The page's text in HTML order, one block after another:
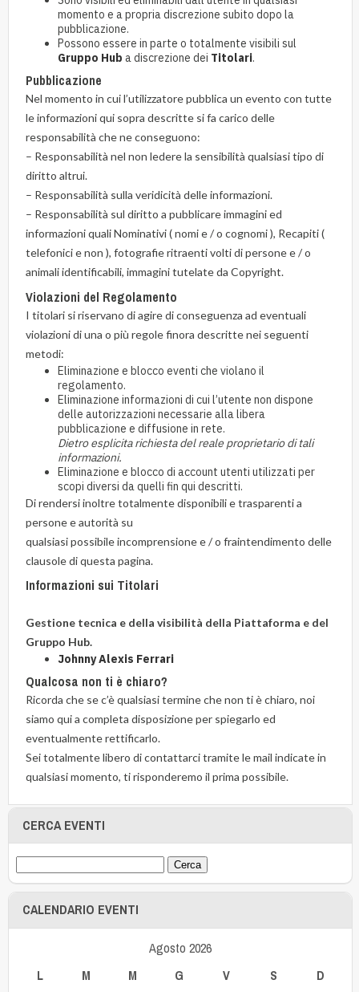
momento e a propria discrezione subito dopo la
pubblicazione.
Possono essere in parte o totalmente visibili sul
Gruppo Hub a discrezione dei Titolari.
Pubblicazione
Nel momento in cui l’utilizzatore pubblica un evento con tutte
le informazioni qui sopra descritte si fa carico delle
responsabilità che ne conseguono:
– Responsabilità nel non ledere la sensibilità qualsiasi tipo di
diritto altrui.
– Responsabilità sulla veridicità delle informazioni.
– Responsabilità sul diritto a pubblicare immagini ed
informazioni quali Nominativi ( nomi e / o cognomi ), Recapiti (
telefonici e non ), fotografie ritraenti volti di persone e / o
animali identificabili, immagini tutelate da Copyright.
Violazioni del Regolamento
I titolari si riservano di agire di conseguenza ad eventuali
violazioni di una o più regole finora descritte nei seguenti
metodi:
Eliminazione e blocco eventi che violano il
regolamento.
Eliminazione informazioni di cui l’utente non dispone
delle autorizzazioni necessarie alla libera
pubblicazione e diffusione in rete.
Dietro esplicita richiesta del reale proprietario di tali
informazioni.
Eliminazione e blocco di account utenti utilizzati per
scopi diversi da quelli fin qui descritti.
Di rendersi inoltre totalmente disponibili e trasparenti a
persone e autorità su
qualsiasi possibile incomprensione e / o fraintendimento delle
clausole di questa pagina.
Informazioni sui Titolari
Gestione tecnica e della visibilità della Piattaforma e del
Gruppo Hub.
Johnny Alexis Ferrari
Qualcosa non ti è chiaro?
Ricorda che se c’è qualsiasi termine che non ti è chiaro, noi
siamo qui a completa disposizione per spiegarlo ed
eventualmente rettificarlo.
Sei totalmente libero di contattarci tramite le mail indicate in
qualsiasi momento, ti risponderemo il prima possibile.
CERCA EVENTI
CALENDARIO EVENTI
Agosto 2026
L
M M G V S D